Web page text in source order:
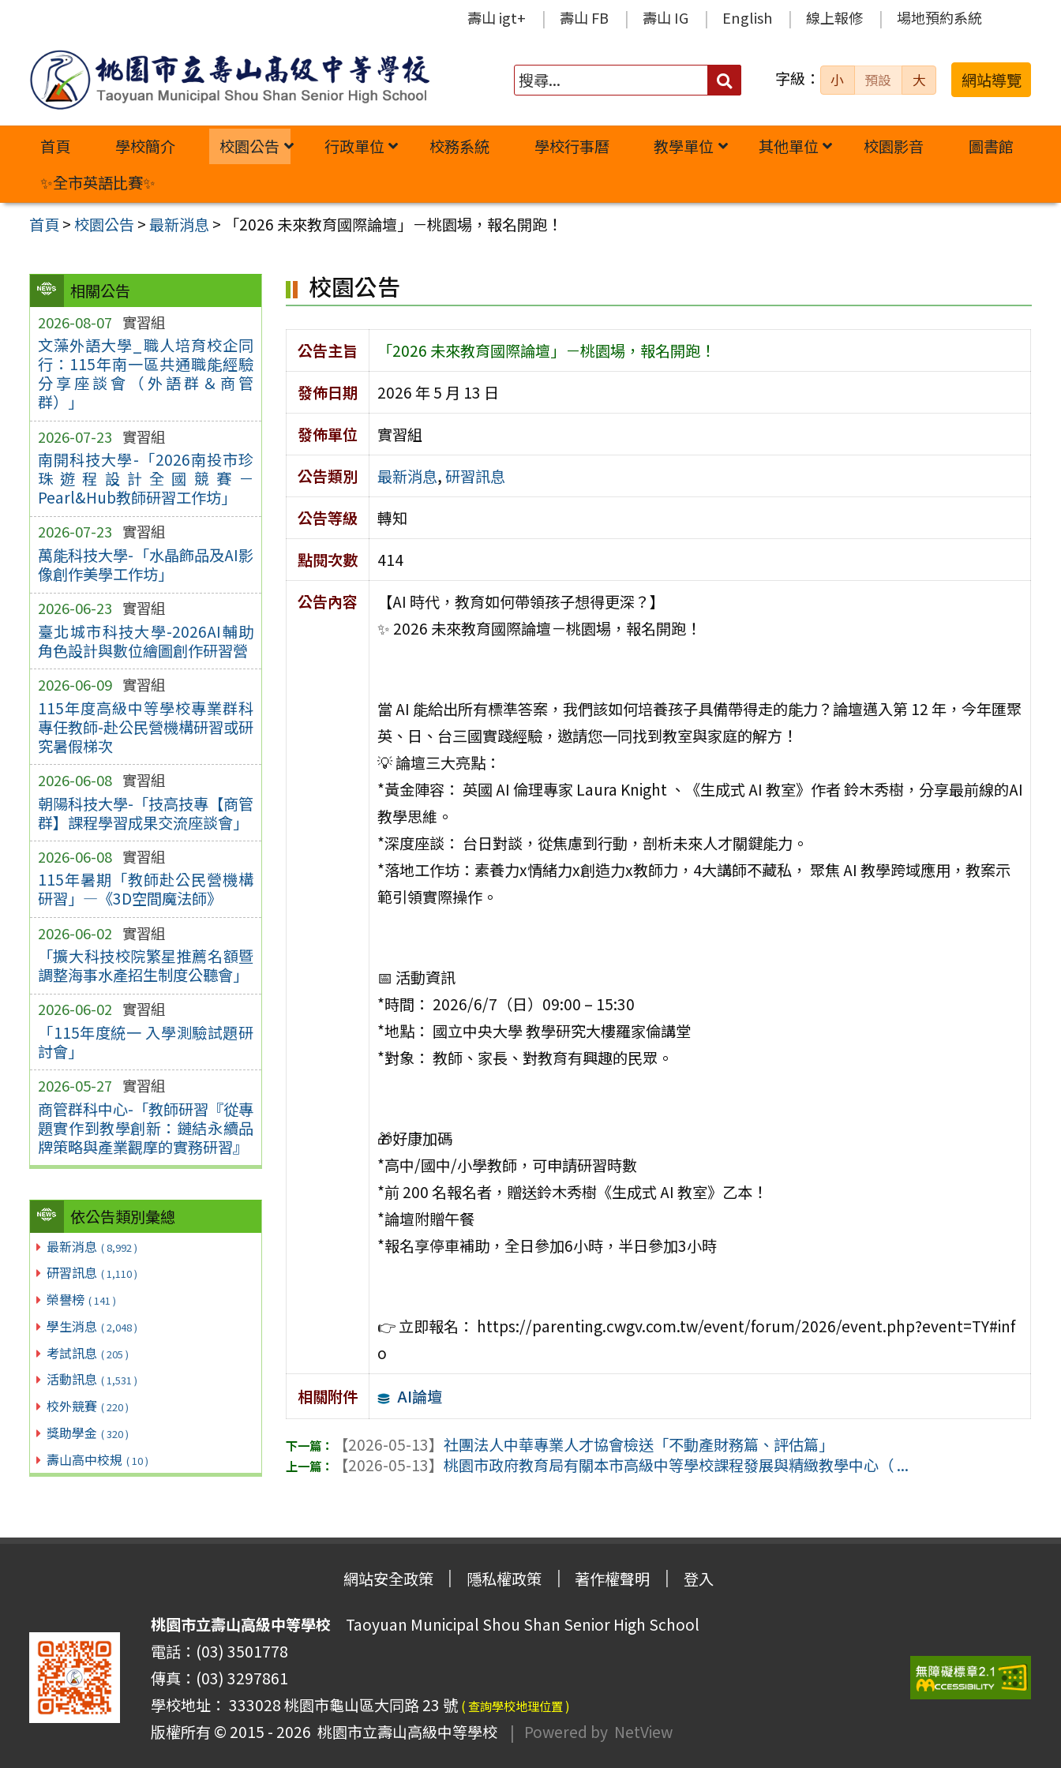
內
壽山 igt+ 壽山 FB 壽山 IG English 線上報修 場地預約系統
搜
字級： 小 預設 大 網站導覽
首頁 學校簡介 校園公告 行政單位 校務系統 學校行事曆 教學單位 其他單位 校園影音
圖書館
✨全市英語比賽✨
首頁 >校園公告 >最新消息 > 「2026 未來教育國際論壇」－桃園場，報名開跑！
相關公告
2026-08-07 實習組
文藻外語大學_職人培育校企同
行：115年南一區共通職能經驗
分享座談會（外語群＆商管
群）」
2026-07-23 實習組
南開科技大學-「2026南投市珍
珠遊程設計全國競賽－
Pearl&Hub教師研習工作坊」
2026-07-23 實習組
萬能科技大學-「水晶飾品及AI影
像創作美學工作坊」
2026-06-23 實習組
臺北城市科技大學-2026AI輔助
角色設計與數位繪圖創作研習營
2026-06-09 實習組
115年度高級中等學校專業群科
專任教師-赴公民營機構研習或研
究暑假梯次
2026-06-08 實習組
朝陽科技大學-「技高技專【商管
群】課程學習成果交流座談會」
2026-06-08 實習組
115年暑期「教師赴公民營機構
研習」—《3D空間魔法師》
2026-06-02 實習組
「擴大科技校院繁星推薦名額暨
調整海事水產招生制度公聽會」
2026-06-02 實習組
「115年度統一 入學測驗試題研
討會」
2026-05-27 實習組
商管群科中心-「教師研習『從專
題實作到教學創新：鏈結永續品
牌策略與產業觀摩的實務研習』
依公告類別彙總
最新消息 ( 8,992 )
研習訊息 ( 1,110 )
榮譽榜 ( 141 )
學生消息 ( 2,048 )
考試訊息 ( 205 )
活動訊息 ( 1,531 )
校外競賽 ( 220 )
獎助學金 ( 320 )
壽山高中校規 ( 10 )
校園公告
公告主旨
「2026 未來教育國際論壇」－桃園場，報名開跑！
發佈日期
2026 年 5 月 13 日
發佈單位
實習組
公告類別
最新消息,研習訊息
公告等級
轉知
點閱次數
414
公告內容
【AI 時代，教育如何帶領孩子想得更深？】
✨ 2026 未來教育國際論壇－桃園場，報名開跑！
當 AI 能給出所有標準答案，我們該如何培養孩子具備帶得走的能力？論壇邁入第 12 年，今年匯聚
英、日、台三國實踐經驗，邀請您一同找到教室與家庭的解方！
💡 論壇三大亮點：
*黃金陣容： 英國 AI 倫理專家 Laura Knight 、《生成式 AI 教室》作者 鈴木秀樹，分享最前線的AI
教學思維。
*深度座談： 台日對談，從焦慮到行動，剖析未來人才關鍵能力。
*落地工作坊：素養力x情緒力x創造力x教師力，4大講師不藏私， 聚焦 AI 教學跨域應用，教案示
範引領實際操作。
📅 活動資訊
*時間： 2026/6/7（日）09:00 – 15:30
*地點： 國立中央大學 教學研究大樓羅家倫講堂
*對象： 教師、家長、對教育有興趣的民眾。
🎁好康加碼
*高中/國中/小學教師，可申請研習時數
*前 200 名報名者，贈送鈴木秀樹《生成式 AI 教室》乙本！
*論壇附贈午餐
*報名享停車補助，全日參加6小時，半日參加3小時
👉 立即報名： https://parenting.cwgv.com.tw/event/forum/2026/event.php?event=TY#inf
o
相關附件
AI論壇
【2026-05-13】社團法人中華專業人才協會檢送「不動產財務篇、評估篇」
【2026-05-13】桃園市政府教育局有關本市高級中等學校課程發展與精緻教學中心（ ...
網站安全政策 隱私權政策 著作權聲明 登入
桃園市立壽山高級中等學校 Taoyuan Municipal Shou Shan Senior High School
電話：(03) 3501778
傳真：(03) 3297861
學校地址： 333028 桃園市龜山區大同路 23 號 ( 查詢學校地理位置 )
版權所有 © 2015 - 2026 桃園市立壽山高級中等學校 | Powered by NetView